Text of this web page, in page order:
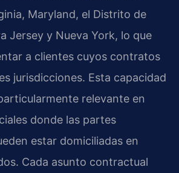
Maryland, el Distrito de
Jersey y Nueva York, lo que
a clientes cuyos contratos
jurisdicciones. Esta capacidad
relevante en
donde las partes
estar domiciliadas en
Cada asunto contractual